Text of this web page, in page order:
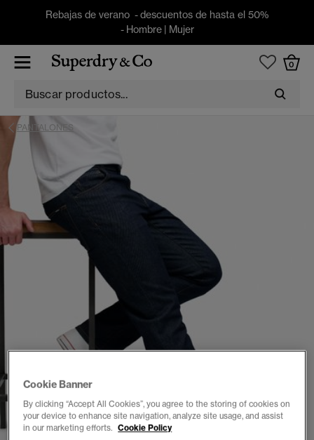
Rebajas de verano - descuentos de hasta el 50%
- Hombre| Mujer
0
PANTALONES
Cookie Banner
By clicking “Accept All Cookies”, you agree to the storing of cookies on
your device to enhance site navigation, analyze site usage, and assist
in our marketing efforts. Cookie Policy